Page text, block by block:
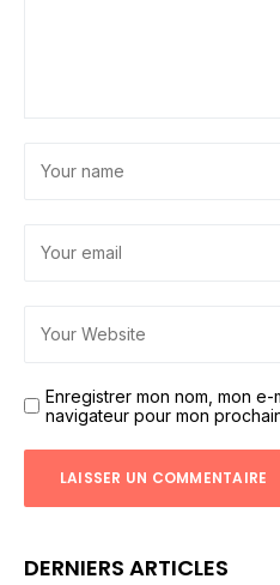
Enregistrer mon nom, mon e-
navigateur pour mon
DERNIERS ARTICLES